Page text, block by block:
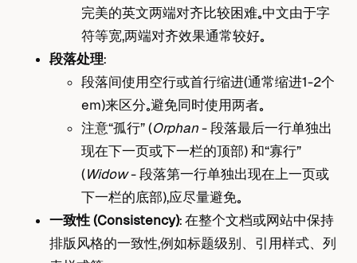
完美的英文两端对齐比较困难。中文由于字
符等宽，两端对齐效果通常较好。
段落处理：
段落间使用空行或首行缩进（通常缩进1-2个
em）来区分。避免同时使用两者。
注意“孤行” (Orphan - 段落最后一行单独出
现在下一页或下一栏的顶部) 和“寡行”
(Widow- 段落第一行单独出现在上一页或
下一栏的底部)，应尽量避免。
一致性 (Consistency)： 在整个文档或网站中保持
排版风格的一致性，例如标题级别、引用样式、列